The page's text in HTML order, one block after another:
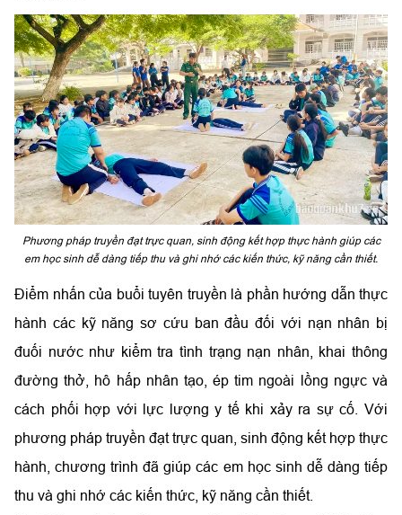
Phương pháp truyền đạt trực quan, sinh động kết hợp thực hành giúp các
em học sinh dễ dàng tiếp thu và ghi nhớ các kiến thức, kỹ năng cần thiết.
Điểm nhấn của buổi tuyên truyền là phần hướng dẫn thực
hành các kỹ năng sơ cứu ban đầu đối với nạn nhân bị
đuối nước như kiểm tra tình trạng nạn nhân, khai thông
đường thở, hô hấp nhân tạo, ép tim ngoài lồng ngực và
cách phối hợp với lực lượng y tế khi xảy ra sự cố. Với
phương pháp truyền đạt trực quan, sinh động kết hợp thực
hành, chương trình đã giúp các em học sinh dễ dàng tiếp
thu và ghi nhớ các kiến thức, kỹ năng cần thiết.